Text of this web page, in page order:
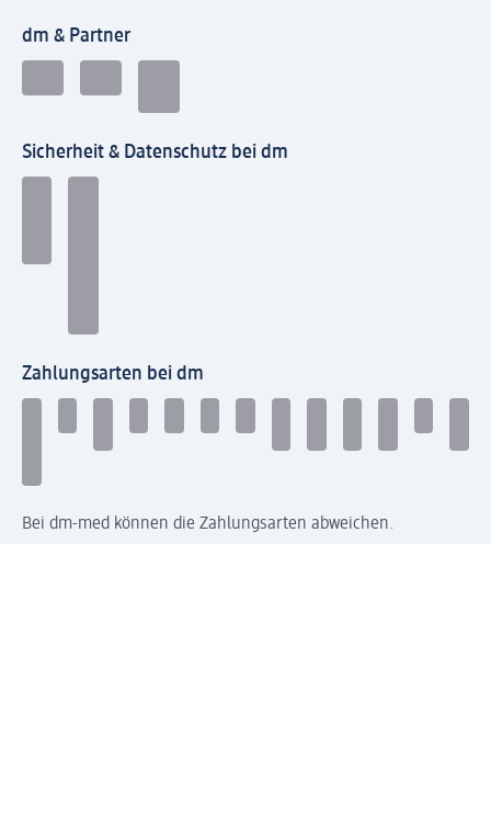
dm & Partner
Sicherheit & Datenschutz bei dm
Zahlungsarten bei dm
Bei dm-med können die Zahlungsarten abweichen.